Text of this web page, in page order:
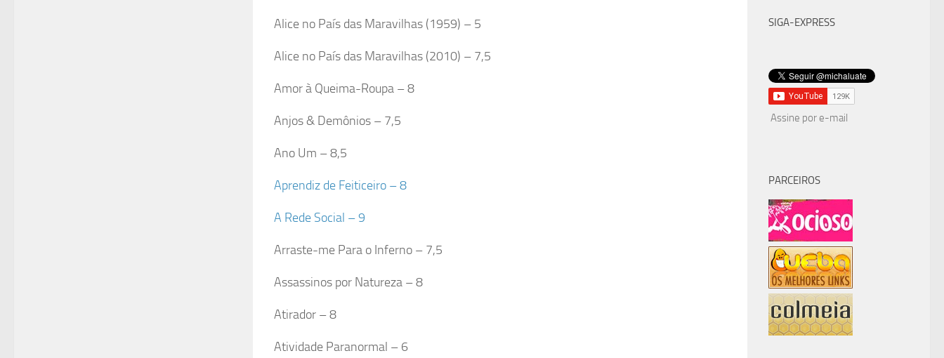
Alice no País das Maravilhas (1959) – 5
Alice no País das Maravilhas (2010) – 7,5
Amor à Queima-Roupa – 8
Anjos & Demônios – 7,5
Ano Um – 8,5
Aprendiz de Feiticeiro – 8
A Rede Social – 9
Arraste-me Para o Inferno – 7,5
Assassinos por Natureza – 8
Atirador – 8
Atividade Paranormal – 6
SIGA-EXPRESS
Assine por e-mail
PARCEIROS